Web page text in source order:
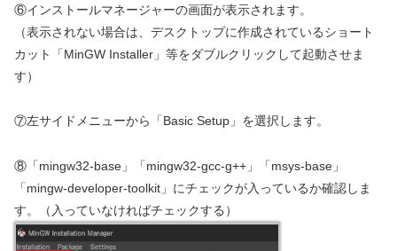
⑥インストールマネージャーの画面が表示されます。
（表示されない場合は、デスクトップに作成されているショート
カット「MinGW Installer」等をダブルクリックして起動させま
す）
⑦左サイドメニューから「Basic Setup」を選択します。
⑧「mingw32-base」「mingw32-gcc-g++」「msys-base」
「mingw-developer-toolkit」にチェックが入っているか確認しま
す。（入っていなければチェックする）